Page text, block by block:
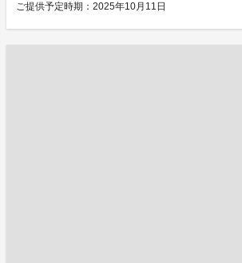
ご提供予定時期：2025年10月11日